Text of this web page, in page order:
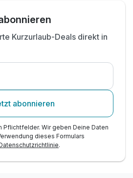
Kurzurlaub-Deals direkt in
abonnieren
Pflichtfelder. Wir geben Deine Daten
dieses Formulars
.